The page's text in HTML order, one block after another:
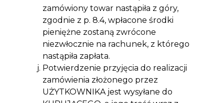
zamówiony towar nastąpiła z góry,
zgodnie z p. 8.4, wpłacone środki
pieniężne zostaną zwrócone
niezwłocznie na rachunek, z którego
nastąpiła zapłata.
Potwierdzenie przyjęcia do realizacji
zamówienia złożonego przez
UŻYTKOWNIKA jest wysyłane do